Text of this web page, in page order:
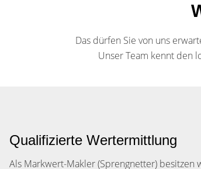
Das dürfen Sie von uns
Unser Team kennt den
Qualifizierte Wertermittlung
Als Markwert-Makler (Sprengnetter) besitzen